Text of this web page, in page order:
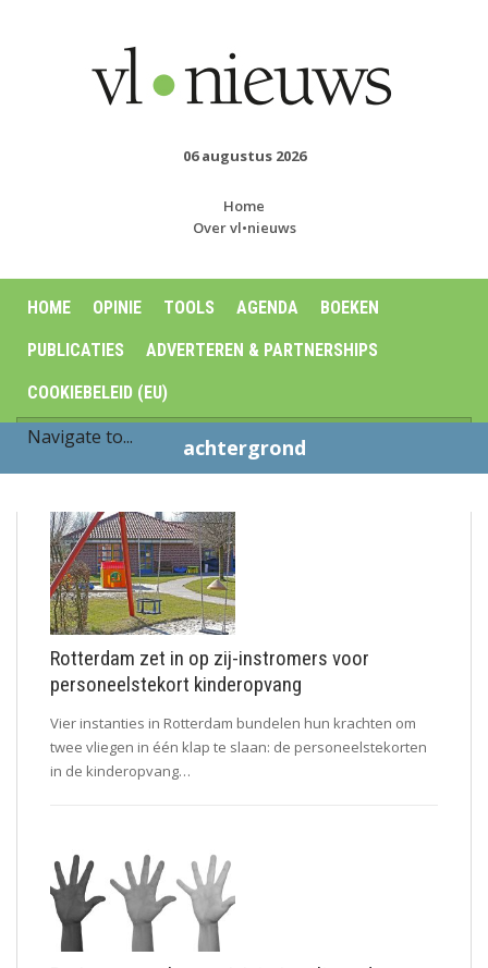
06 augustus 2026
Home
Over vl•nieuws
HOME OPINIE TOOLS AGENDA BOEKEN
PUBLICATIES ADVERTEREN & PARTNERSHIPS
COOKIEBELEID (EU)
achtergrond
Rotterdam zet in op zij-instromers voor
personeelstekort kinderopvang
Vier instanties in Rotterdam bundelen hun krachten om
twee vliegen in één klap te slaan: de personeelstekorten
in de kinderopvang…